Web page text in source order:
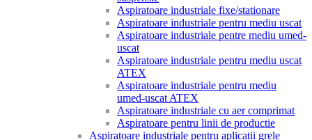
Aspiratoare industriale fixe/stationare
Aspiratoare industriale pentru mediu uscat
Aspiratoare industriale pentre mediu umed-
uscat
Aspiratoare industriale pentru mediu uscat
ATEX
Aspiratoare industriale pentru mediu
umed-uscat ATEX
Aspiratoare industriale cu aer comprimat
Aspiratoare pentru linii de productie
Aspiratoare industriale pentru aplicatii grele